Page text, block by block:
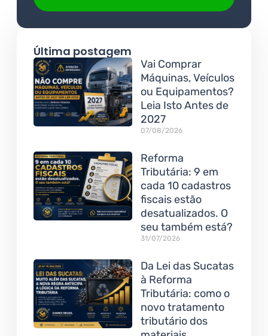
Última postagem
Vai Comprar
Máquinas, Veículos
ou Equipamentos?
Leia Isto Antes de
2027
07/08/2026
Reforma
Tributária: 9 em
cada 10 cadastros
fiscais estão
desatualizados. O
seu também está?
31/07/2026
Da Lei das Sucatas
à Reforma
Tributária: como o
novo tratamento
tributário dos